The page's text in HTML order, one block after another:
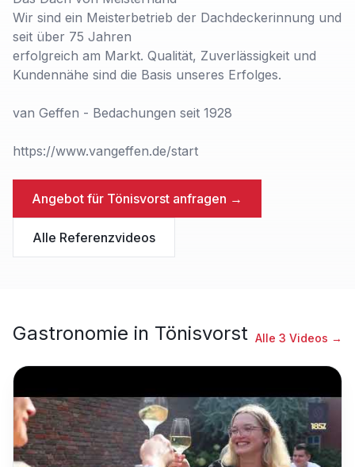
Wir sind ein Meisterbetrieb der Dachdeckerinnung und
seit über 75 Jahren
erfolgreich am Markt. Qualität, Zuverlässigkeit und
Kundennähe sind die Basis unseres Erfolges.
van Geffen - Bedachungen seit 1928
https://www.vangeffen.de/start
Angebot für Tönisvorst anfragen →
Alle Referenzvideos
Gastronomie in Tönisvorst Alle 3 Videos →